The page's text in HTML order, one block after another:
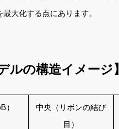
大化する点にあります。
ルの構造イメージ】
） 中央（リボンの結び
目）